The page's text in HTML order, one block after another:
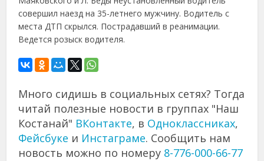
совершил наезд на 35-летнего мужчину. Водитель с
места ДТП скрылся. Пострадавший в реанимации.
Ведется розыск водителя.
Много сидишь в социальных сетях? Тогда
читай полезные новости в группах "Наш
Костанай" ВКонтакте, в Одноклассниках,
Фейсбуке и Инстаграме. Сообщить нам
новость можно по номеру 8-776-000-66-77